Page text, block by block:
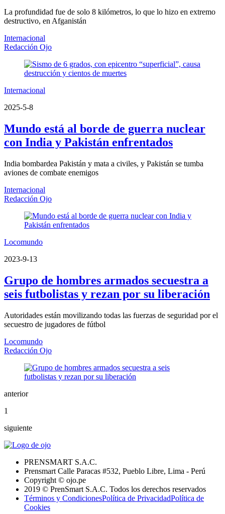
La profundidad fue de solo 8 kilómetros, lo que lo hizo en extremo
destructivo, en Afganistán
Internacional
Redacción Ojo
Internacional
2025-5-8
Mundo está al borde de guerra nuclear
con India y Pakistán enfrentados
India bombardea Pakistán y mata a civiles, y Pakistán se tumba
aviones de combate enemigos
Internacional
Redacción Ojo
Locomundo
2023-9-13
Grupo de hombres armados secuestra a
seis futbolistas y rezan por su liberación
Autoridades están movilizando todas las fuerzas de seguridad por el
secuestro de jugadores de fútbol
Locomundo
Redacción Ojo
anterior
1
siguiente
PRENSMART S.A.C.
Prensmart Calle Paracas #532, Pueblo Libre, Lima - Perú
Copyright © ojo.pe
2019 © PrenSmart S.A.C. Todos los derechos reservados
Términos y CondicionesPolítica de PrivacidadPolítica de
Cookies